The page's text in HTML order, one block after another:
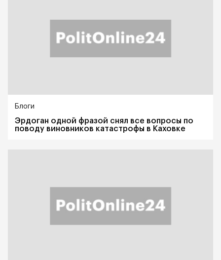
Блоги
Эрдоган одной фразой снял все вопросы по
поводу виновников катастрофы в Каховке